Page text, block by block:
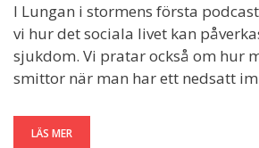
I Lungan i stormens första
vi hur det sociala livet kan
sjukdom. Vi pratar också om hur
smittor när man har ett nedsatt
LÄS MER